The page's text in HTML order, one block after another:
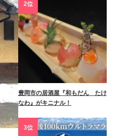
2位
豊岡市の居酒屋『和もだん たけ
なわ』がキニナル！
3位